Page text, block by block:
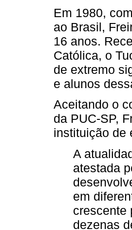
Em 1980,
ao Brasil,
16 anos.
Católica, o
de extremo
e alunos
Aceitando o
da PUC-SP,
instituição de
A
atestada
em
crescente
dezenas